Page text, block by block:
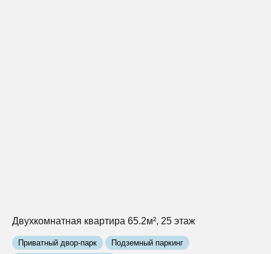
Двухкомнатная квартира 65.2м², 25 этаж
Приватный двор-парк
Подземный паркинг